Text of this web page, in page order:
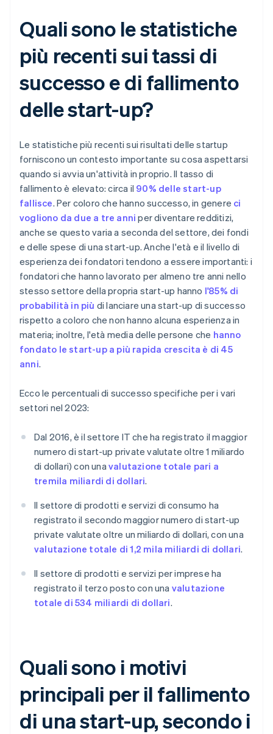
Quali sono le statistiche
più recenti sui tassi di
successo e di fallimento
delle start-up?
Le statistiche più recenti sui risultati delle startup
forniscono un contesto importante su cosa aspettarsi
quando si avvia un'attività in proprio. Il tasso di
fallimento è elevato: circa il 90% delle start-up
fallisce. Per coloro che hanno successo, in genere ci
vogliono da due a tre anni per diventare redditizi,
anche se questo varia a seconda del settore, dei fondi
e delle spese di una start-up. Anche l'età e il livello di
esperienza dei fondatori tendono a essere importanti: i
fondatori che hanno lavorato per almeno tre anni nello
stesso settore della propria start-up hanno l'85% di
probabilità in più di lanciare una start-up di successo
rispetto a coloro che non hanno alcuna esperienza in
materia; inoltre, l'età media delle persone che hanno
fondato le start-up a più rapida crescita è di 45
anni.
Ecco le percentuali di successo specifiche per i vari
settori nel 2023:
Dal 2016, è il settore IT che ha registrato il maggior
numero di start-up private valutate oltre 1 miliardo
di dollari) con unavalutazione totale pari a
tremila miliardi di dollari.
Il settore di prodotti e servizi di consumo ha
registrato il secondo maggior numero di start-up
private valutate oltre un miliardo di dollari, con una
valutazione totale di 1,2 mila miliardi di dollari.
Il settore di prodotti e servizi per imprese ha
registrato il terzo posto con una valutazione
totale di 534 miliardi di dollari.
Quali sono i motivi
principali per il fallimento
di una start-up, secondo i